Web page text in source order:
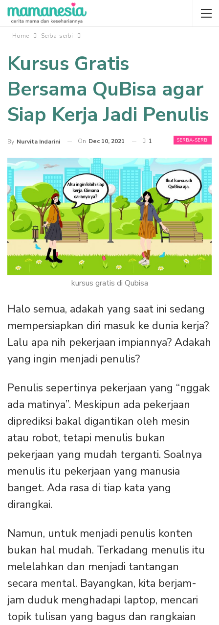
Home Serba-serbi
Kursus Gratis
Bersama QuBisa agar
Siap Kerja Jadi Penulis
SERBA-SERBI
By Nurvita Indarini On Dec 10, 2021 1
kursus gratis di Qubisa
Halo semua, adakah yang saat ini sedang
mempersiapkan diri masuk ke dunia kerja?
Lalu apa nih pekerjaan impiannya? Adakah
yang ingin menjadi penulis?
Penulis sepertinya pekerjaan yang “nggak
ada matinya”. Meskipun ada pekerjaan
diprediksi bakal digantikan oleh mesin
atau robot, tetapi menulis bukan
pekerjaan yang mudah terganti. Soalnya
menulis itu pekerjaan yang manusia
banget. Ada rasa di tiap kata yang
dirangkai.
Namun, untuk menjadi penulis konten
bukan hal mudah. Terkadang menulis itu
melelahkan dan menjadi tantangan
secara mental. Bayangkan, kita berjam-
jam duduk menghadapi laptop, mencari
topik tulisan yang bagus dan rangkaian